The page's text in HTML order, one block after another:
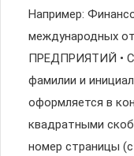
Например:
международных
ПРЕДПРИЯТИЙ •
фамилии и
оформляется в
квадратными
номер страницы